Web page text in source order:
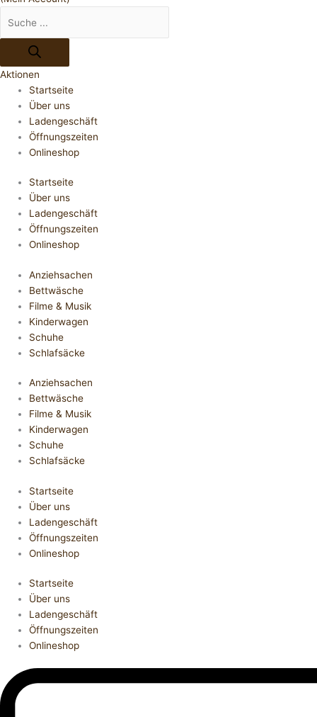
Aktionen
Startseite
Über uns
Ladengeschäft
Öffnungszeiten
Onlineshop
Startseite
Über uns
Ladengeschäft
Öffnungszeiten
Onlineshop
Anziehsachen
Bettwäsche
Filme & Musik
Kinderwagen
Schuhe
Schlafsäcke
Anziehsachen
Bettwäsche
Filme & Musik
Kinderwagen
Schuhe
Schlafsäcke
Startseite
Über uns
Ladengeschäft
Öffnungszeiten
Onlineshop
Startseite
Über uns
Ladengeschäft
Öffnungszeiten
Onlineshop